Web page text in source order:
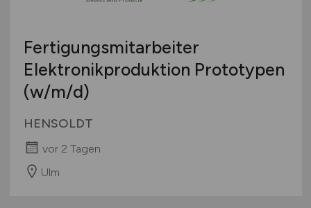
Fertigungsmitarbeiter
Elektronikproduktion Prototypen
(w/m/d)
HENSOLDT
vor 2 Tagen
Ulm